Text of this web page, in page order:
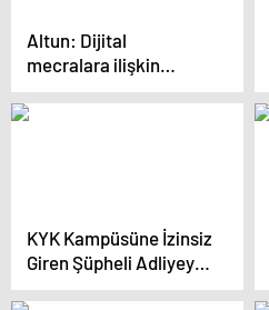
Altun: Dijital
mecralara ilişkin
caydırıcı tedbirlere
ihtiyacımız var
KYK Kampüsüne İzinsiz
Giren Şüpheli Adliyeye
Sevk Edildi